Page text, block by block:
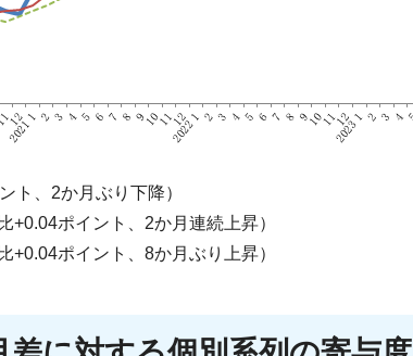
ト、2か月ぶり下降）
+0.04ポイント、2か月連続上昇）
+0.04ポイント、8か月ぶり上昇）